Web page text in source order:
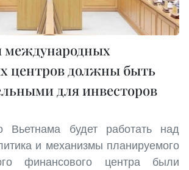
центров должны быть
для инвесторов
Вьетнама будет работать над
и механизмы планируемого
финансового центра были